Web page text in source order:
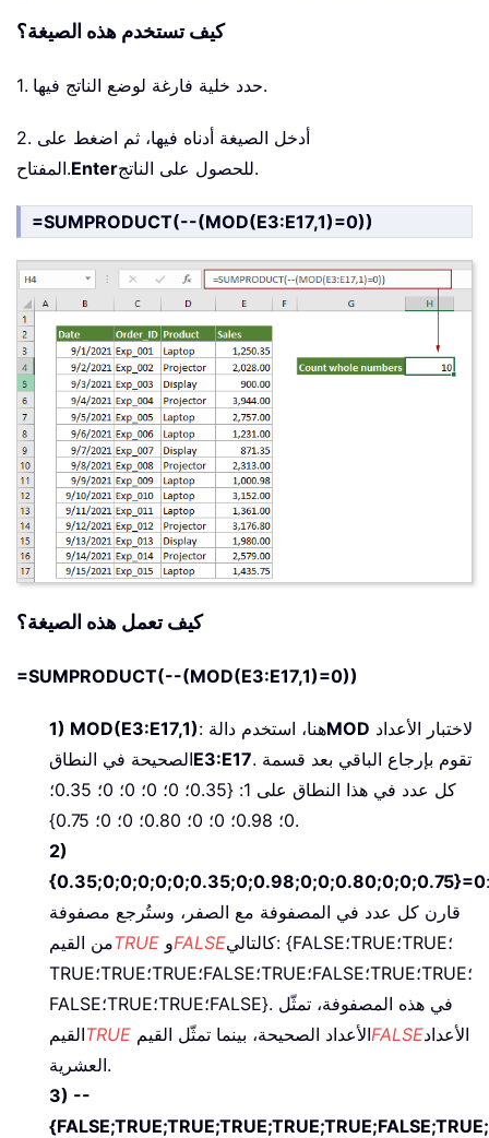
كيف تستخدم هذه الصيغة؟
1. حدد خلية فارغة لوضع الناتج فيها.
2. أدخل الصيغة أدناه فيها، ثم اضغط على
المفتاح.Enter للحصول على الناتج.
=SUMPRODUCT(--(MOD(E3:E17,1)=0))
كيف تعمل هذه الصيغة؟
=SUMPRODUCT(--(MOD(E3:E17,1)=0))
1) MOD(E3:E17,1) : هنا، استخدم دالةMOD
الصحيحة في النطاقE3:E17. تقوم بإرجاع الباقي بعد قسمة
كل عدد في هذا النطاق على 1: {0.35؛ 0؛ 0؛ 0؛ 0؛ 0.35؛
0؛ 0.98؛ 0؛ 0؛ 0.80؛ 0؛ 0؛ 0.75}.
2)
{0.35;0;0;0;0;0;0.35;0;0.98;0;0;0.80;0;0;0.75}=0:
قارن كل عدد في المصفوفة مع الصفر، وستُرجع مصفوفة
من القيمTRUE وFALSEكالتالي: {FALSE؛TRUE؛TRUE؛
TRUE؛TRUE؛TRUE؛FALSE؛TRUE؛FALSE؛TRUE؛TRUE؛
FALSE؛TRUE؛TRUE؛FALSE}. في هذه المصفوفة، تمثّل
القيمTRUE الأعداد الصحيحة، بينما تمثّل القيمFALSEالأعداد
العشرية.
3) --